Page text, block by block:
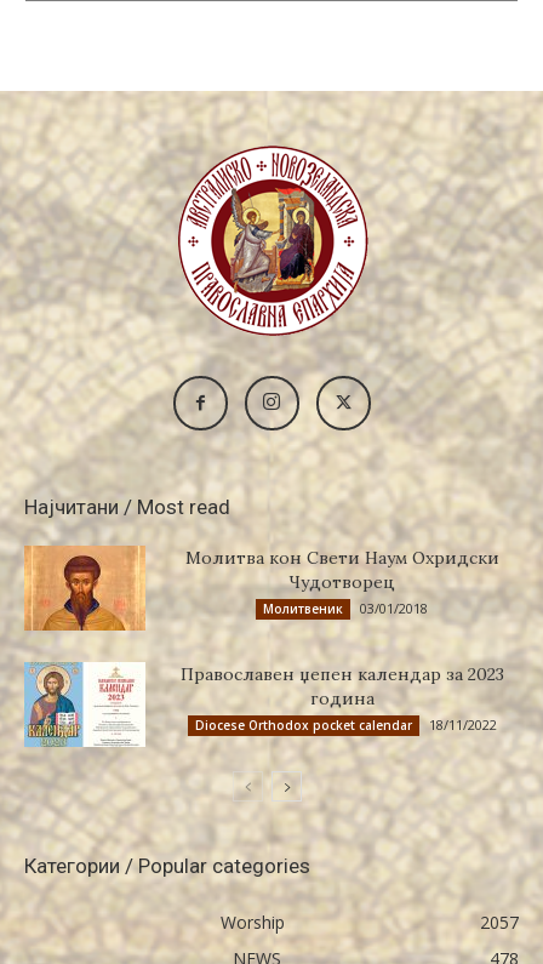
Најчитани / Most read
Молитва кон Свети Наум Охридски
Чудотворец
Молитвеник 03/01/2018
Православен џепен календар за 2023
година
Diocese Orthodox pocket calendar 18/11/2022
Категории / Popular categories
Worship
2057
NEWS
478